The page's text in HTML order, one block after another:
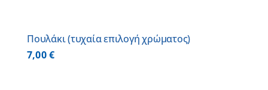
Πουλάκι (τυχαία επιλογή χρώματος)
7,00€